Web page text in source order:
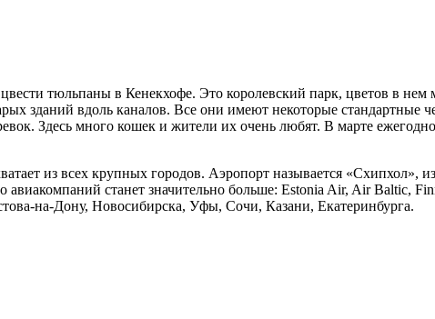
тюльпаны в Кенекхофе. Это королевский парк, цветов в нем
зданий вдоль каналов. Все они имеют некоторые стандартные
Здесь много кошек и жители их очень любят. В марте
из всех крупных городов. Аэропорт называется «Схипхол»,
авиакомпаний станет значительно больше: Estonia Air, Air Baltic,
на-Дону, Новосибирска, Уфы, Сочи, Казани, Екатеринбурга.